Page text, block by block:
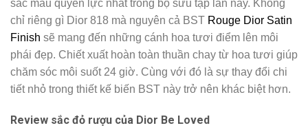
sắc màu quyền lực nhất trong bộ sưu tập lần này. Không
chỉ riêng gì Dior 818 mà nguyên cả BST Rouge Dior Satin
Finish sẽ mang đến những cánh hoa tươi điểm lên môi
phái đẹp. Chiết xuất hoàn toàn thuần chay từ hoa tươi giúp
chăm sóc môi suốt 24 giờ. Cùng với đó là sự thay đổi chi
tiết nhỏ trong thiết kế biến BST này trở nên khác biệt hơn.
Review sắc đỏ rượu của Dior Be Loved